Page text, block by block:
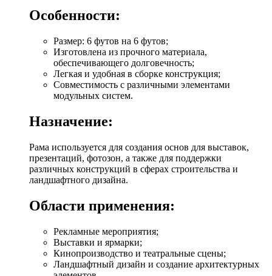
Особенности:
Размер: 6 футов на 6 футов;
Изготовлена из прочного материала,
обеспечивающего долговечность;
Легкая и удобная в сборке конструкция;
Совместимость с различными элементами
модульных систем.
Назначение:
Рама используется для создания основ для выставок,
презентаций, фотозон, а также для поддержки
различных конструкций в сферах строительства и
ландшафтного дизайна.
Области применения:
Рекламные мероприятия;
Выставки и ярмарки;
Кинопроизводство и театральные сцены;
Ландшафтный дизайн и создание архитектурных